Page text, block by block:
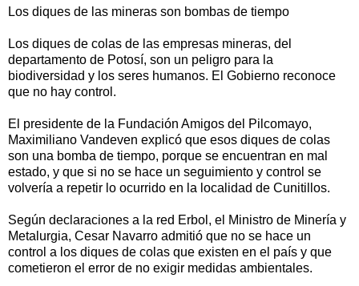
Los diques de las mineras son bombas de tiempo
Los diques de colas de las empresas mineras, del
departamento de Potosí, son un peligro para la
biodiversidad y los seres humanos. El Gobierno reconoce
que no hay control.
El presidente de la Fundación Amigos del Pilcomayo,
Maximiliano Vandeven explicó que esos diques de colas
son una bomba de tiempo, porque se encuentran en mal
estado, y que si no se hace un seguimiento y control se
volvería a repetir lo ocurrido en la localidad de Cunitillos.
Según declaraciones a la red Erbol, el Ministro de Minería y
Metalurgia, Cesar Navarro admitió que no se hace un
control a los diques de colas que existen en el país y que
cometieron el error de no exigir medidas ambientales.